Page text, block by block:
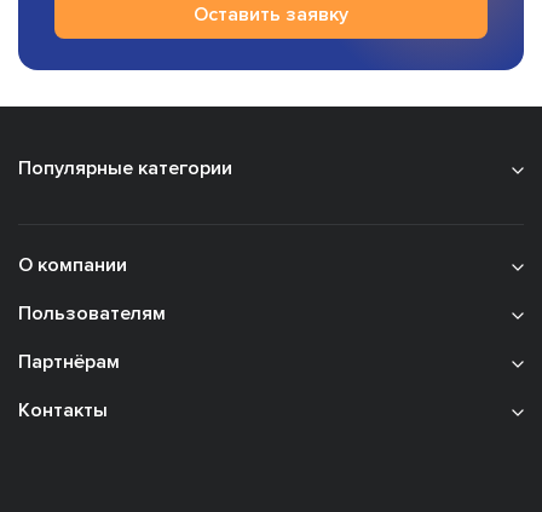
Оставить заявку
Популярные категории
О компании
Пользователям
Партнёрам
Контакты